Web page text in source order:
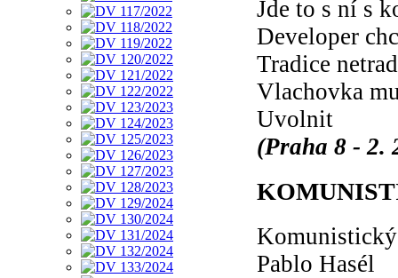
Jde to s ní s
Developer
Tradice
Vlachovka
Uvolnit
(Praha 8 - 2.
Pablo Hasél